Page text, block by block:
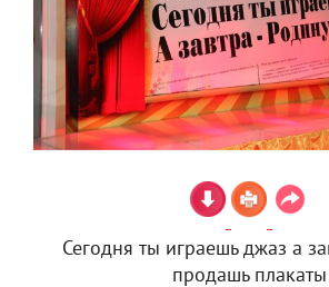
Сегодня ты играешь джаз а
продашь плакаты